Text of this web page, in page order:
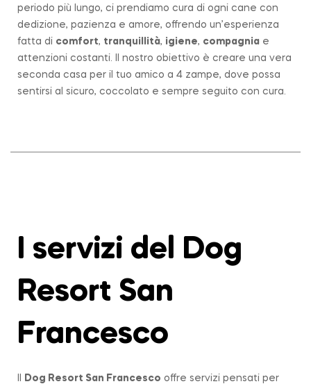
periodo più lungo, ci prendiamo cura di ogni cane con
dedizione, pazienza e amore, offrendo un’esperienza
fatta di comfort, tranquillità, igiene, compagnia e
attenzioni costanti. Il nostro obiettivo è creare una vera
seconda casa per il tuo amico a 4 zampe, dove possa
sentirsi al sicuro, coccolato e sempre seguito con cura.
I servizi del Dog
Resort San
Francesco
Dog Resort San Francesco offre servizi pensati per